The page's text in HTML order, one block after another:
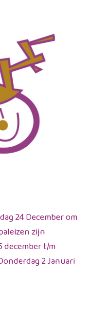
24 December om
zijn
december t/m
2 Januari